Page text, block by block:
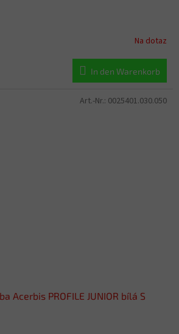
Na dotaz
In den Warenkorb
Acerbis PROFILE JUNIOR bílá S
Art.-Nr.: 0025401.030.050